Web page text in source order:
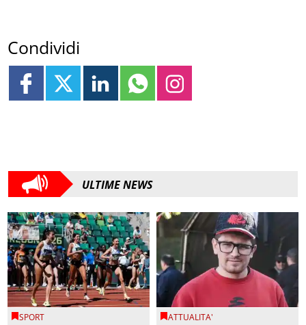
Condividi
ULTIME NEWS
SPORT ATTUALITA'